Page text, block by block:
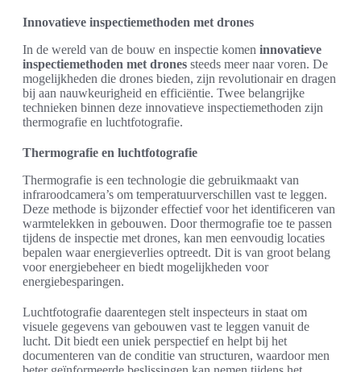
Innovatieve inspectiemethoden met drones
In de wereld van de bouw en inspectie komen innovatieve
inspectiemethoden met drones steeds meer naar voren. De
mogelijkheden die drones bieden, zijn revolutionair en dragen
bij aan nauwkeurigheid en efficiëntie. Twee belangrijke
technieken binnen deze innovatieve inspectiemethoden zijn
thermografie en luchtfotografie.
Thermografie en luchtfotografie
Thermografie is een technologie die gebruikmaakt van
infraroodcamera’s om temperatuurverschillen vast te leggen.
Deze methode is bijzonder effectief voor het identificeren van
warmtelekken in gebouwen. Door thermografie toe te passen
tijdens de inspectie met drones, kan men eenvoudig locaties
bepalen waar energieverlies optreedt. Dit is van groot belang
voor energiebeheer en biedt mogelijkheden voor
energiebesparingen.
Luchtfotografie daarentegen stelt inspecteurs in staat om
visuele gegevens van gebouwen vast te leggen vanuit de
lucht. Dit biedt een uniek perspectief en helpt bij het
documenteren van de conditie van structuren, waardoor men